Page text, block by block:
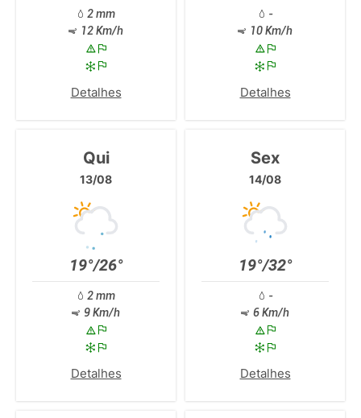
2 mm
12 Km/h
Detalhes
-
10 Km/h
Detalhes
Qui
13/08
19°/26°
2 mm
9 Km/h
Detalhes
Sex
14/08
19°/32°
-
6 Km/h
Detalhes